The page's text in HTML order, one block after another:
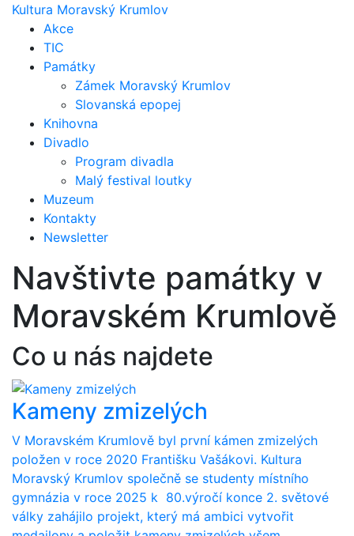
Kultura Moravský Krumlov
Akce
TIC
Památky
Zámek Moravský Krumlov
Slovanská epopej
Knihovna
Divadlo
Program divadla
Malý festival loutky
Muzeum
Kontakty
Newsletter
Navštivte památky v
Moravském Krumlově
Co u nás najdete
Kameny zmizelých
V Moravském Krumlově byl první kámen zmizelých
položen v roce 2020 Františku Vašákovi. Kultura
Moravský Krumlov společně se studenty místního
gymnázia v roce 2025 k 80.výročí konce 2. světové
války zahájilo projekt, který má ambici vytvořit